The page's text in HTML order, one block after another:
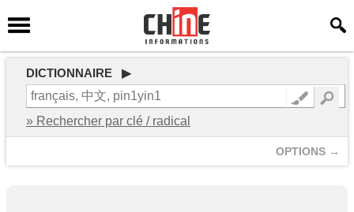
DICTIONNAIRE ▶
» Rechercher par clé / radical
OPTIONS →